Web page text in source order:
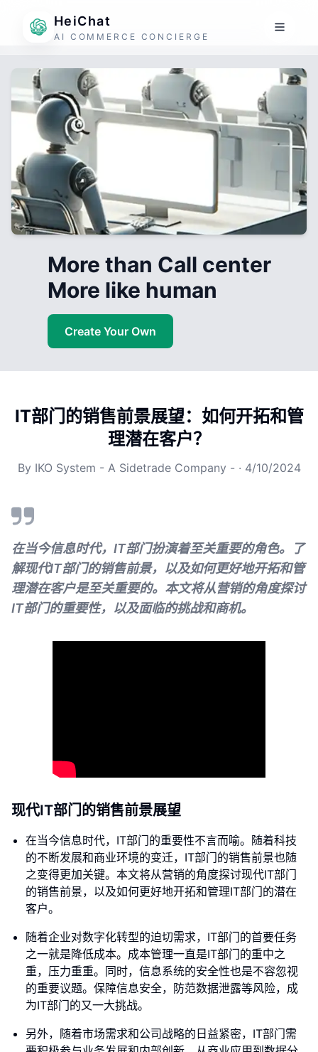
HeiChat
AI COMMERCE CONCIERGE
More than Call center
More like human
Create Your Own
IT部门的销售前景展望：如何开拓和管
理潜在客户？
By IKO System - A Sidetrade Company - · 4/10/2024
在当今信息时代，IT部门扮演着至关重要的角色。了
解现代IT部门的销售前景，以及如何更好地开拓和管
理潜在客户是至关重要的。本文将从营销的角度探讨
IT部门的重要性，以及面临的挑战和商机。
现代IT部门的销售前景展望
在当今信息时代，IT部门的重要性不言而喻。随着科技
的不断发展和商业环境的变迁，IT部门的销售前景也随
之变得更加关键。本文将从营销的角度探讨现代IT部门
的销售前景，以及如何更好地开拓和管理IT部门的潜在
客户。
随着企业对数字化转型的迫切需求，IT部门的首要任务
之一就是降低成本。成本管理一直是IT部门的重中之
重，压力重重。同时，信息系统的安全性也是不容忽视
的重要议题。保障信息安全，防范数据泄露等风险，成
为IT部门的又一大挑战。
另外，随着市场需求和公司战略的日益紧密，IT部门需